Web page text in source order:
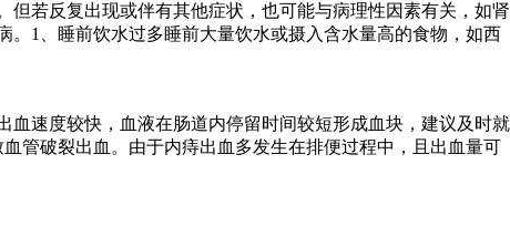
若反复出现或伴有其他症状，也可能与病理性因素有关，如肾
1、睡前饮水过多睡前大量饮水或摄入含水量高的食物，如西
速度较快，血液在肠道内停留时间较短形成血块，建议及时就
管破裂出血。由于内痔出血多发生在排便过程中，且出血量可